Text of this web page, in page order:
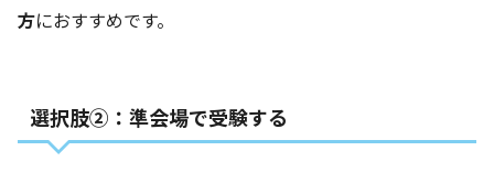
方におすすめです。
選択肢②：準会場で受験する